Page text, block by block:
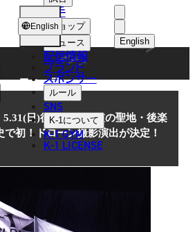
English
한국어
中文（简体
中文（繁體
選手
ショップ
ニュース
配信情報
ブランド
スポンサー
ルール
SNS
K-1について
K-1 GYM
K-1 LICENSE
English
NEWS
ニュース
5.31(日)後楽園 格闘技の聖地・後楽
で初！ドローン撮影演出が決定！